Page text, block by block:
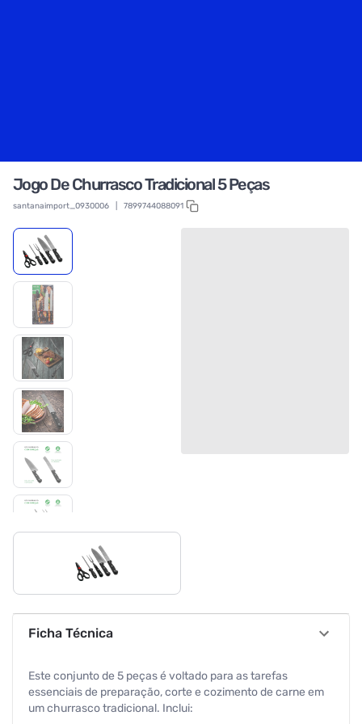
Jogo De Churrasco Tradicional 5 Peças
santanaimport_0930006 7899744088091
Ficha Técnica
Este conjunto de 5 peças é voltado para as tarefas
essenciais de preparação, corte e cozimento de carne em
um churrasco tradicional. Inclui: